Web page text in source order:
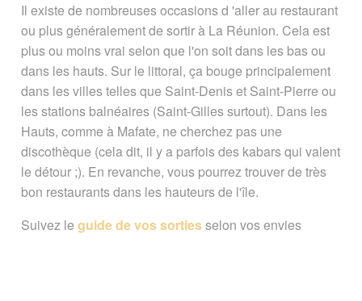
Vous êtes ici :Accueil/Guide Tourisme/
Restaurants, pubs, discothèques, ...
Signaler une erreur ou Proposer une
amélioration
Il existe de nombreuses occasions d 'aller au restaurant
ou plus généralement de sortir à La Réunion. Cela est
plus ou moins vrai selon que l'on soit dans les bas ou
dans les hauts. Sur le littoral, ça bouge principalement
dans les villes telles que Saint-Denis et Saint-Pierre ou
les stations balnéaires (Saint-Gilles surtout). Dans les
Hauts, comme à Mafate, ne cherchez pas une
discothèque (cela dit, il y a parfois des kabars qui valent
le détour ;). En revanche, vous pourrez trouver de très
bon restaurants dans les hauteurs de l'île.
Suivez le guide de vos sortiesselon vos envies